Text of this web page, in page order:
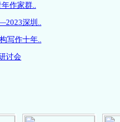
作家群..
深圳..
写作十年..
讨会